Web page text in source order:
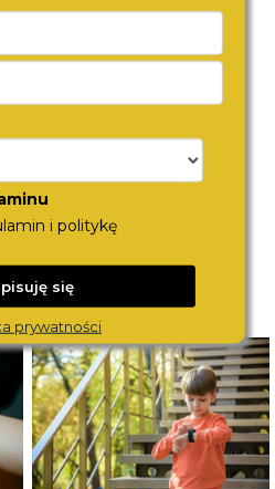
13434-369
i politykę
się
prywatności